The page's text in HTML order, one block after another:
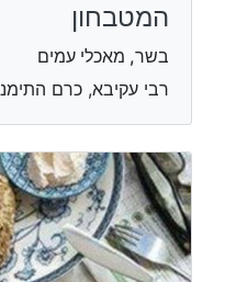
המטבחון
בשר, מאכלי עמים
רבי עקיבא, כרם